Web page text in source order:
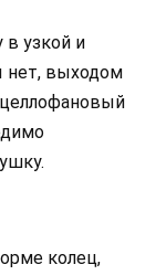
в узкой и
нет, выходом
колец,